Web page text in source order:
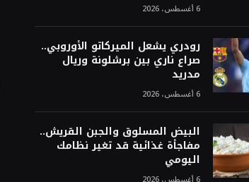
6 أغسطس، 2026
رودري يشعل الميركاتو الأوروبي..
صراع ناري بين برشلونة وريال
مدريد
6 أغسطس، 2026
البيض المسلوق والجبن القريش..
مفاجأة غذائية قد تغير نظامك
اليومي